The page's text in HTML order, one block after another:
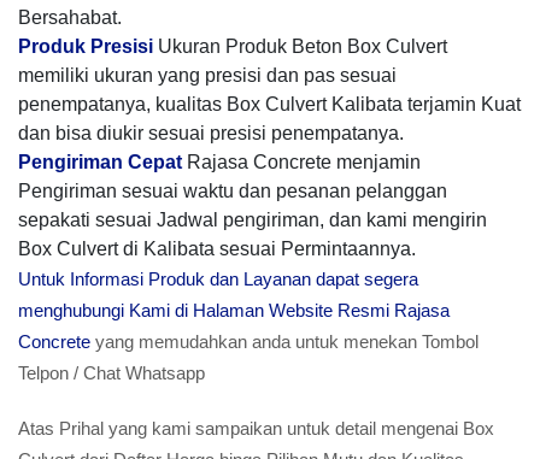
Bersahabat.
Produk Presisi Ukuran Produk Beton Box Culvert
memiliki ukuran yang presisi dan pas sesuai
penempatanya, kualitas Box Culvert Kalibata terjamin Kuat
dan bisa diukir sesuai presisi penempatanya.
Pengiriman Cepat Rajasa Concrete menjamin
Pengiriman sesuai waktu dan pesanan pelanggan
sepakati sesuai Jadwal pengiriman, dan kami mengirin
Box Culvert di Kalibata sesuai Permintaannya.
Untuk Informasi Produk dan Layanan dapat segera
menghubungi Kami di Halaman Website Resmi Rajasa
Concrete yang memudahkan anda untuk menekan Tombol
Telpon / Chat Whatsapp
Atas Prihal yang kami sampaikan untuk detail mengenai Box